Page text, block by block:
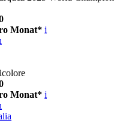
Monat* i
Monat* i